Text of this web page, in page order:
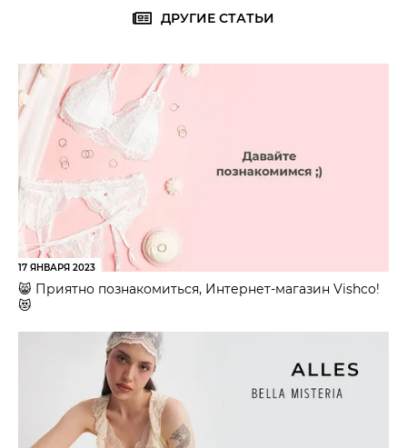
ДРУГИЕ СТАТЬИ
17 ЯНВАРЯ 2023
😸 Приятно познакомиться, Интернет-магазин Vishco!
😻